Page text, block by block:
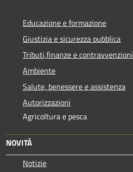
Educazione e formazione
Giustizia e sicurezza pubblica
Tributi,finanze e contravvenzioni
Ambiente
Salute, benessere e assistenza
Autorizzazioni
Agricoltura e pesca
NOVITÀ
Notizie